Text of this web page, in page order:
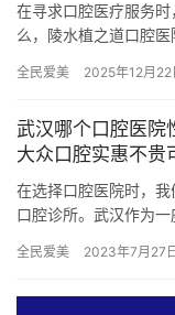
在寻求口腔医疗服务
么，陵水植之道口腔医
及口碑等…
全民爱美 2025年12月22
武汉哪个口腔医院
大众口腔实惠不贵
在选择口腔医院时，
口腔诊所。武汉作为
口腔诊…
全民爱美 2023年7月27日